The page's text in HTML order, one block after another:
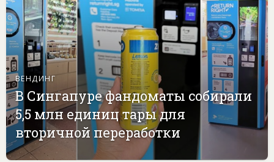
ВЕНДИНГ
В Сингапуре фандоматы собирали
5,5 млн единиц тары для
вторичной переработки